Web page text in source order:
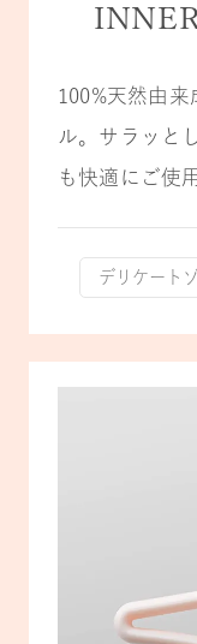
100%天然由
ル。サラッと
も快適にご使
デリケート